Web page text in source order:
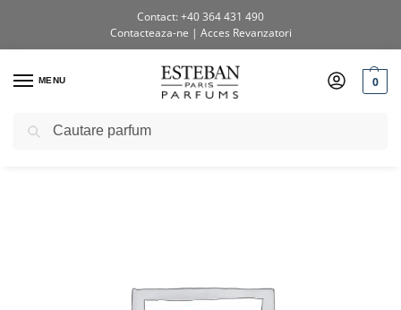
Contact: +40 364 431 490
Contacteaza-ne | Acces Revanzatori
MENU 0
Prima pagină / Shop / Testere si diverse